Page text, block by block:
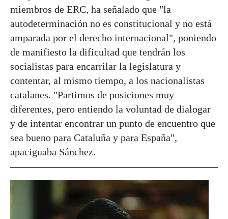
miembros de ERC, ha señalado que "la
autodeterminación no es constitucional y no está
amparada por el derecho internacional", poniendo
de manifiesto la dificultad que tendrán los
socialistas para encarrilar la legislatura y
contentar, al mismo tiempo, a los nacionalistas
catalanes. "Partimos de posiciones muy
diferentes, pero entiendo la voluntad de dialogar
y de intentar encontrar un punto de encuentro que
sea bueno para Cataluña y para España",
apaciguaba Sánchez.